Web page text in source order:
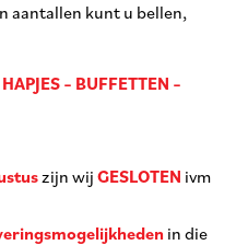
aantallen kunt u bellen,
– BUFFETTEN –
zijn wij GESLOTEN ivm
in die